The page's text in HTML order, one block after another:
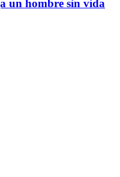
un hombre sin vida